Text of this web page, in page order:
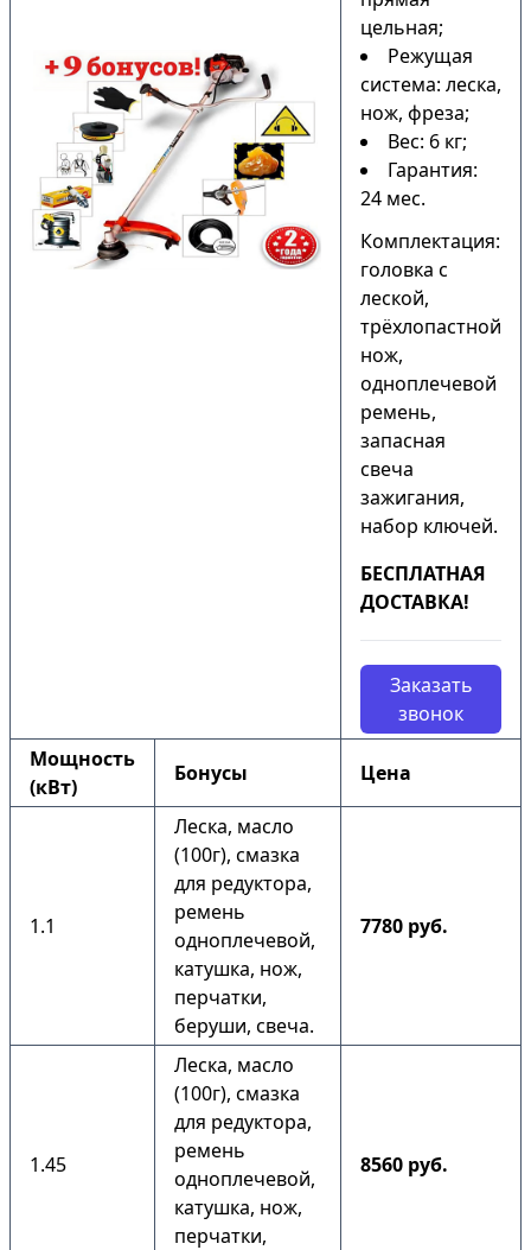
цельная;
Режущая
система: леска,
нож, фреза;
Вес: 6 кг;
Гарантия:
24 мес.
Комплектация:
головка с
леской,
трёхлопастной
нож,
одноплечевой
ремень,
запасная
свеча
зажигания,
набор ключей.
БЕСПЛАТНАЯ
ДОСТАВКА!
Заказать
звонок
Мощность
(кВт)
Бонусы Цена
1.1
Леска, масло
(100г), смазка
для редуктора,
ремень
одноплечевой,
катушка, нож,
перчатки,
беруши, свеча.
7780 руб.
1.45
Леска, масло
(100г), смазка
для редуктора,
ремень
одноплечевой,
катушка, нож,
перчатки,
8560 руб.